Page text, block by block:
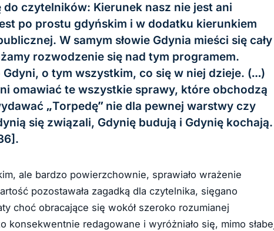
czytelników: Kierunek nasz nie jest ani
po prostu gdyńskim i w dodatku kierunkiem
W samym słowie Gdynia mieści się cały
rozwodzenie się nad tym programem.
o tym wszystkim, co się w niej dzieje. (…)
omawiać te wszystkie sprawy, które obchodzą
„Torpedę” nie dla pewnej warstwy czy
się związali, Gdynię budują i Gdynię kochają.
ale bardzo powierzchownie, sprawiało wrażenie
pozostawała zagadką dla czytelnika, sięgano
choć obracające się wokół szeroko rozumianej
konsekwentnie redagowane i wyróżniało się, mimo